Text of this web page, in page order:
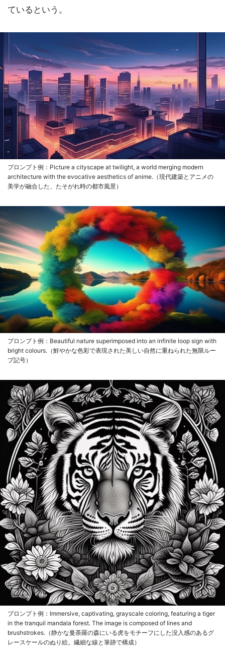
ているという。
プロンプト例：Picture a cityscape at twilight, a world merging modern
architecture with the evocative aesthetics of anime.（現代建築とアニメの
美学が融合した、たそがれ時の都市風景）
プロンプト例：Beautiful nature superimposed into an infinite loop sign with
bright colours.（鮮やかな色彩で表現された美しい自然に重ねられた無限ルー
プ記号）
プロンプト例：Immersive, captivating, grayscale coloring, featuring a tiger
in the tranquil mandala forest. The image is composed of lines and
brushstrokes.（静かな曼荼羅の森にいる虎をモチーフにした没入感のあるグ
レースケールのぬり絵。繊細な線と筆跡で構成）